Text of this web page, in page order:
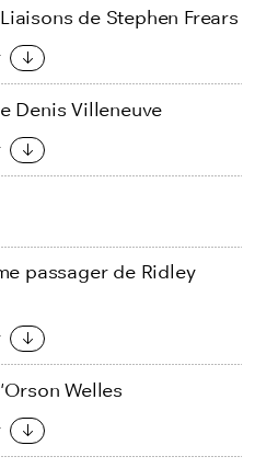
de Stephen Frears
Denis Villeneuve
passager de Ridley
Welles